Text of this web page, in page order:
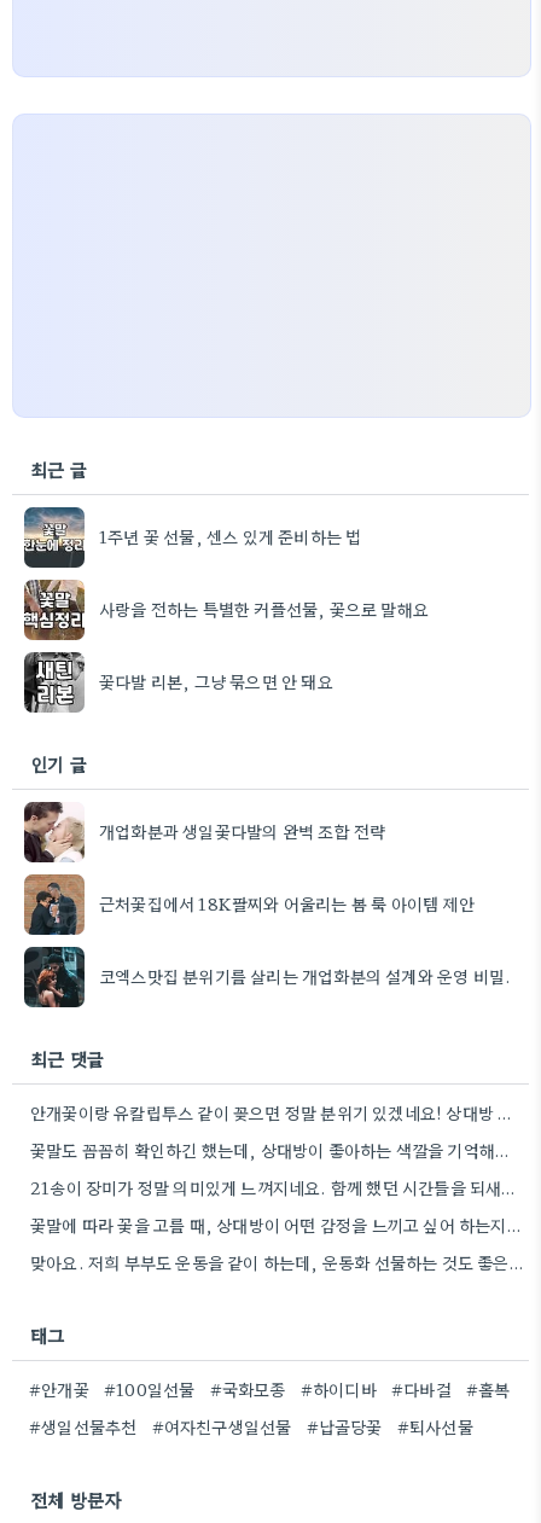
최근 글
1주년 꽃 선물, 센스 있게 준비하는 법
사랑을 전하는 특별한 커플선물, 꽃으로 말해요
꽃다발 리본, 그냥 묶으면 안 돼요
인기 글
개업화분과 생일꽃다발의 완벽 조합 전략
근처꽃집에서 18K팔찌와 어울리는 봄 룩 아이템 제안
코엑스맛집 분위기를 살리는 개업화분의 설계와 운영 비밀.
최근 댓글
안개꽃이랑 유칼립투스 같이 꽂으면 정말 분위기 있겠네요! 상대방 취향 생각하는 것도 좋지만, 꽃말도 고려하면 센스+
꽃말도 꼼꼼히 확인하긴 했는데, 상대방이 좋아하는 색깔을 기억해두는 게 더 센스 있을 것 같아요.
21송이 장미가 정말 의미있게 느껴지네요. 함께 했던 시간들을 되새기며 선물을 고른다는 마음이 잘 전달될 것…
꽃말에 따라 꽃을 고를 때, 상대방이 어떤 감정을 느끼고 싶어 하는지 생각하는 게 정말 좋은…
맞아요. 저희 부부도 운동을 같이 하는데, 운동화 선물하는 것도 좋은 생각이었네요. 꽃과 함께라면 더 센스…
태그
#안개꽃 #100일선물 #국화모종 #하이디바 #다바걸
#홀복
#생일선물추천
#여자친구생일선물 #납골당꽃 #퇴사선물
전체 방문자